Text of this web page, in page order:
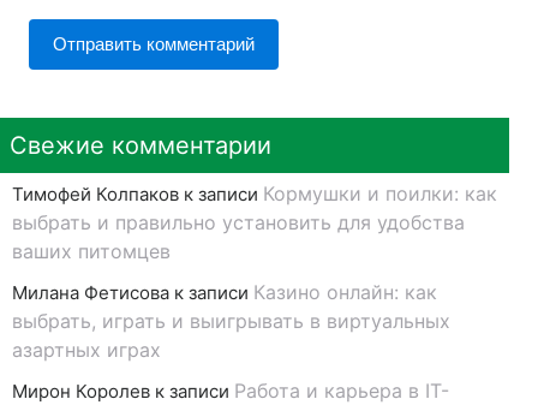
Свежие комментарии
Тимофей Колпаков к записи Кормушки и поилки: как
выбрать и правильно установить для удобства
ваших питомцев
Милана Фетисова к записи Казино онлайн: как
выбрать, играть и выигрывать в виртуальных
азартных играх
Мирон Королев к записи Работа и карьера в IT-